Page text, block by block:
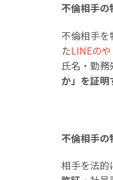
不倫相手の
不倫相手を
たLINEの
氏名・勤
か」を証明
不倫相手の
相手を法的